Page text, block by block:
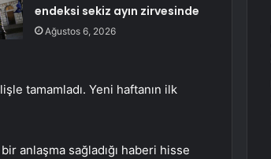
endeksi sekiz ayın zirvesinde
Ağustos 6, 2026
tamamladı. Yeni haftanın ilk
anlaşma sağladığı haberi hisse